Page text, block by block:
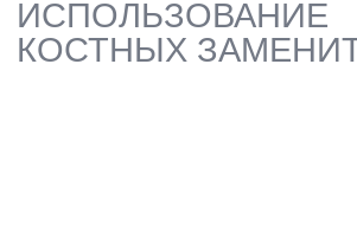
ПРИМЕНЕНИЕ БИОСОВМЕСТИМЫХ
МАТЕРИАЛОВ ДЛЯ